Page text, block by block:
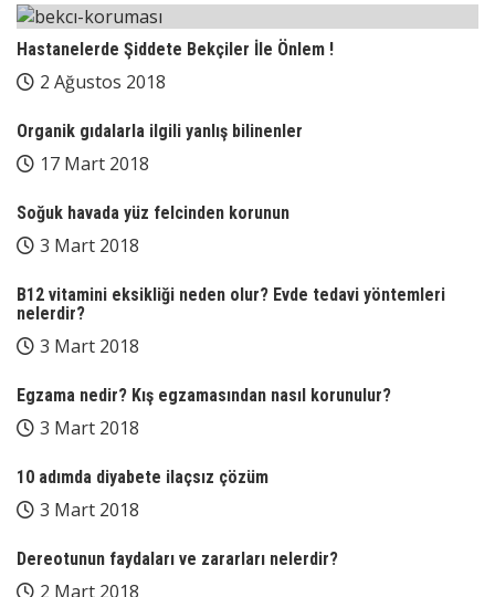
Hastanelerde Şiddete Bekçiler İle Önlem !
2 Ağustos 2018
Organik gıdalarla ilgili yanlış bilinenler
17 Mart 2018
Soğuk havada yüz felcinden korunun
3 Mart 2018
B12 vitamini eksikliği neden olur? Evde tedavi yöntemleri
nelerdir?
3 Mart 2018
Egzama nedir? Kış egzamasından nasıl korunulur?
3 Mart 2018
10 adımda diyabete ilaçsız çözüm
3 Mart 2018
Dereotunun faydaları ve zararları nelerdir?
2 Mart 2018